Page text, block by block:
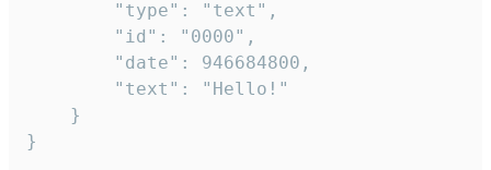
}